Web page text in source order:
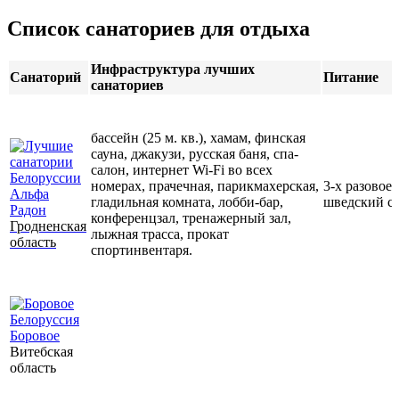
Список санаториев для отдыха
Санаторий
Инфраструктура лучших
санаториев
Питание
Альфа
Радон
Гродненская
область
бассейн (25 м. кв.), хамам, финская
сауна, джакузи, русская баня, спа-
салон, интернет Wi-Fi во всех
номерах, прачечная, парикмахерская,
гладильная комната, лобби-бар,
конференцзал, тренажерный зал,
лыжная трасса, прокат
спортинвентаря.
3-х разовое,
шведский
Боровое
Витебская
область